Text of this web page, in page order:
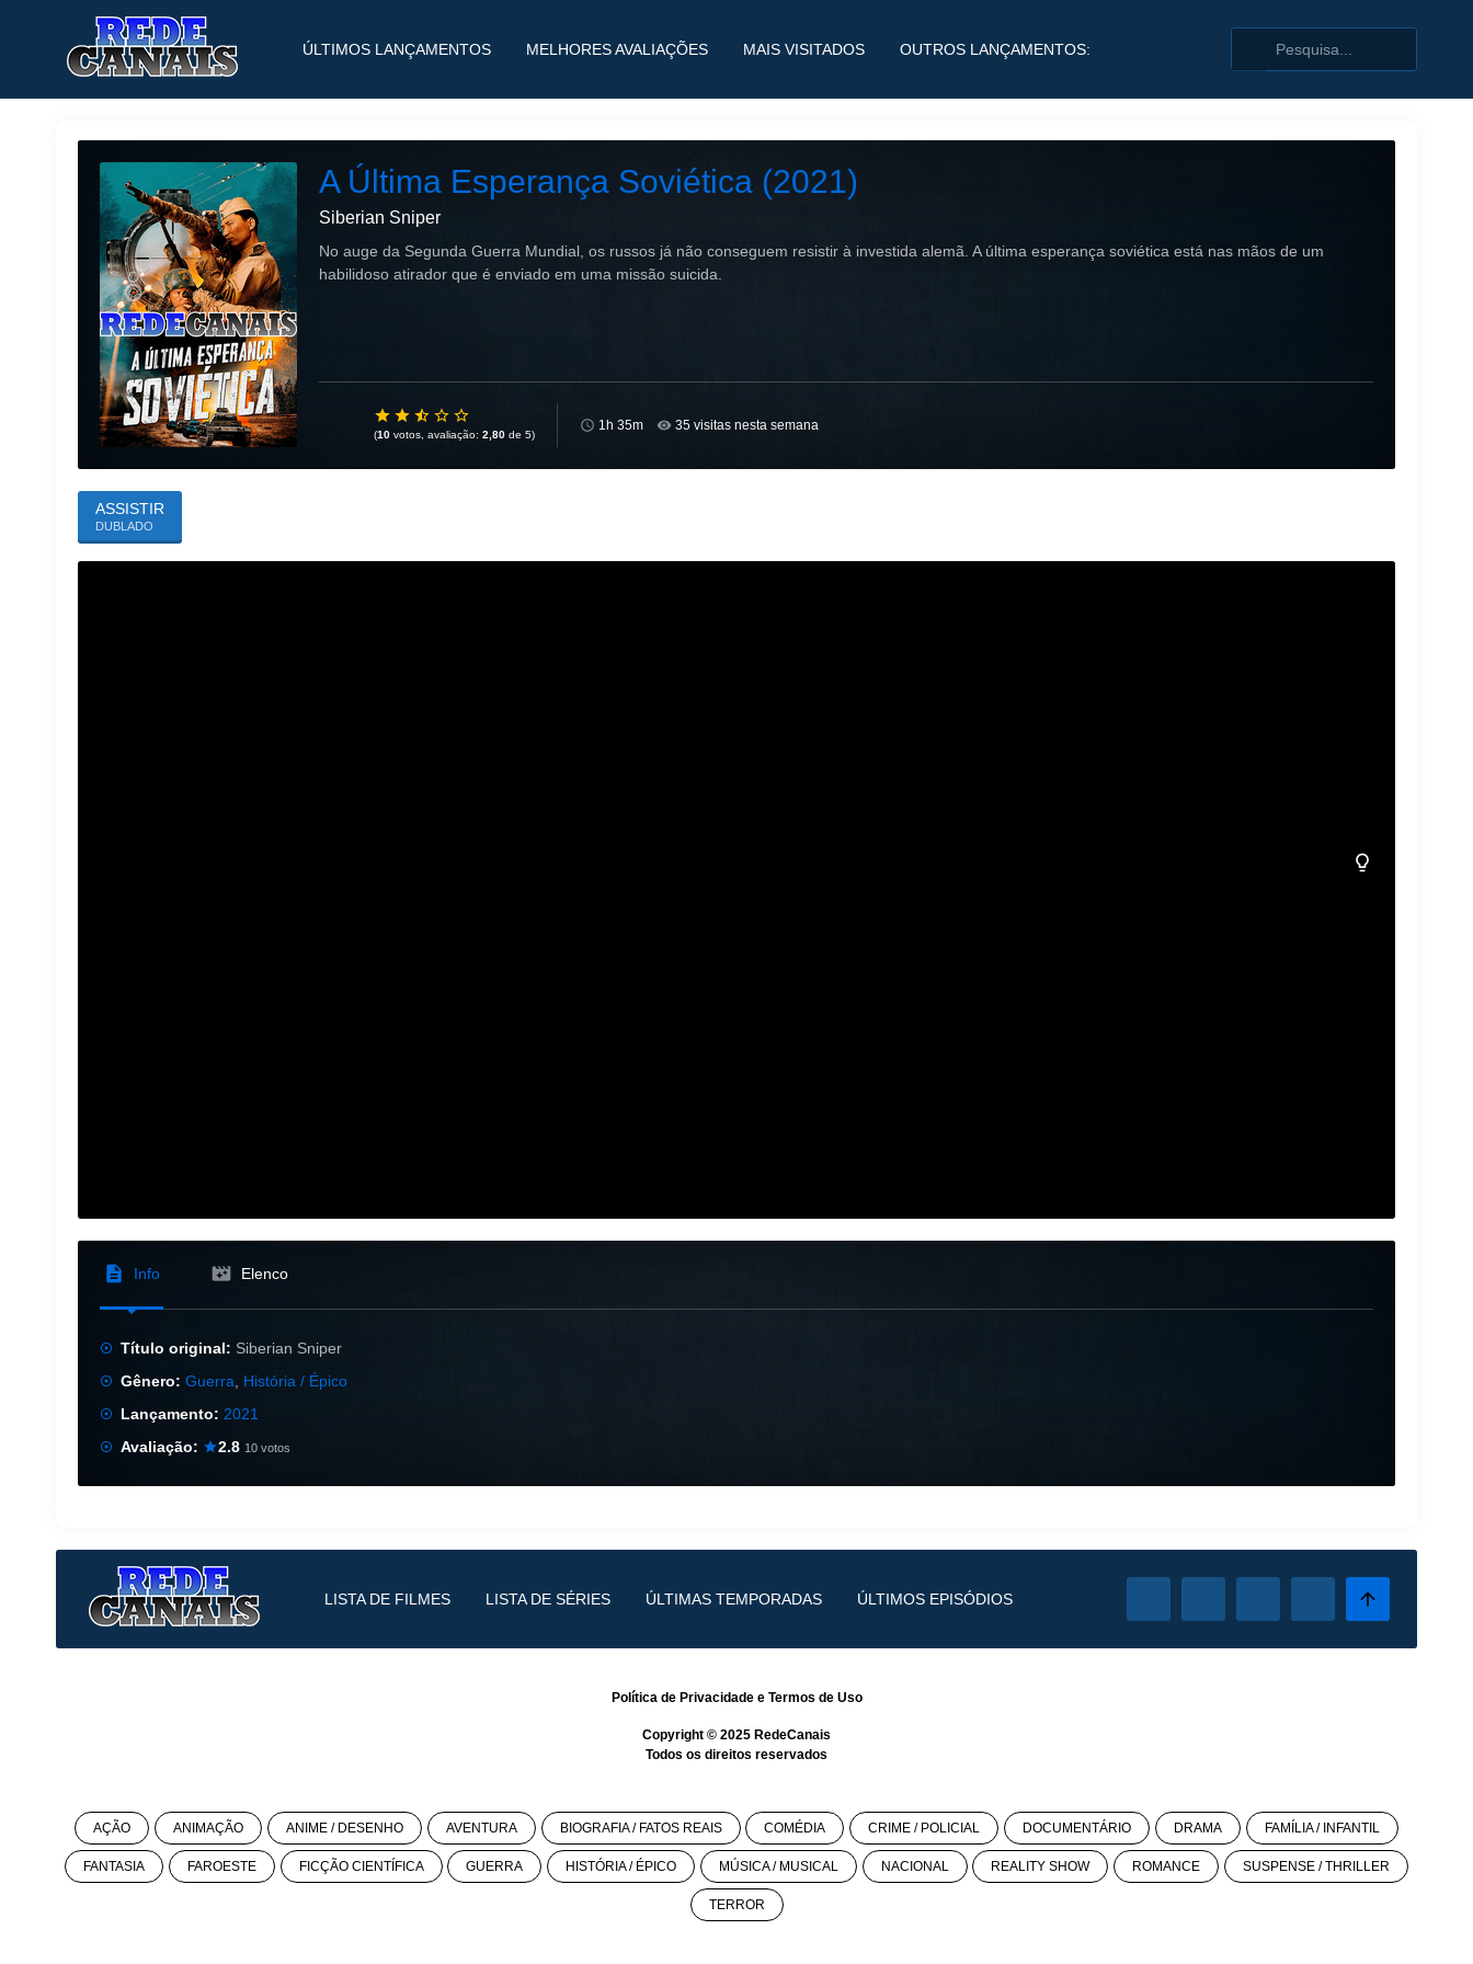
ÚLTIMOS LANÇAMENTOS MELHORES AVALIAÇÕES MAIS VISITADOS OUTROS LANÇAMENTOS:
A Última Esperança Soviética (2021)
Siberian Sniper
No auge da Segunda Guerra Mundial, os russos já não conseguem resistir à investida alemã. A última esperança soviética está nas mãos de um
habilidoso atirador que é enviado em uma missão suicida.
(10 votos, avaliação: 2,80 de 5)
1h 35m 35 visitas nesta semana
ASSISTIR
DUBLADO
Info Elenco
Título original: Siberian Sniper
Gênero:Guerra
História / Épico
Lançamento: 2021
Avaliação:
2.8 10 votos
LISTA DE FILMES LISTA DE SÉRIES ÚLTIMAS TEMPORADAS ÚLTIMOS EPISÓDIOS
Política de Privacidadee Termos de Uso
Copyright © 2025 RedeCanais
Todos os direitos reservados
AÇÃO ANIMAÇÃO ANIME / DESENHO AVENTURA BIOGRAFIA / FATOS REAIS COMÉDIA CRIME / POLICIAL DOCUMENTÁRIO DRAMA FAMÍLIA / INFANTIL
FANTASIA FAROESTE FICÇÃO CIENTÍFICA GUERRA HISTÓRIA / ÉPICO MÚSICA / MUSICAL NACIONAL REALITY SHOW ROMANCE SUSPENSE / THRILLER
TERROR